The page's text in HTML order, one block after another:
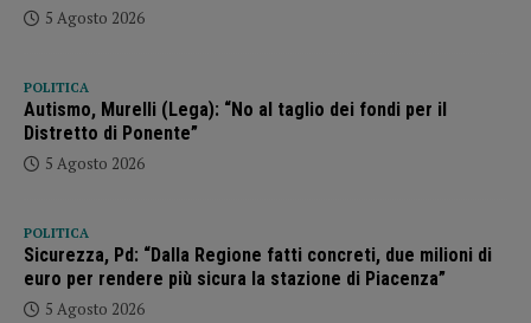
5 Agosto 2026
POLITICA
Autismo, Murelli (Lega): “No al taglio dei fondi per il
Distretto di Ponente”
5 Agosto 2026
POLITICA
Sicurezza, Pd: “Dalla Regione fatti concreti, due milioni di
euro per rendere più sicura la stazione di Piacenza”
5 Agosto 2026